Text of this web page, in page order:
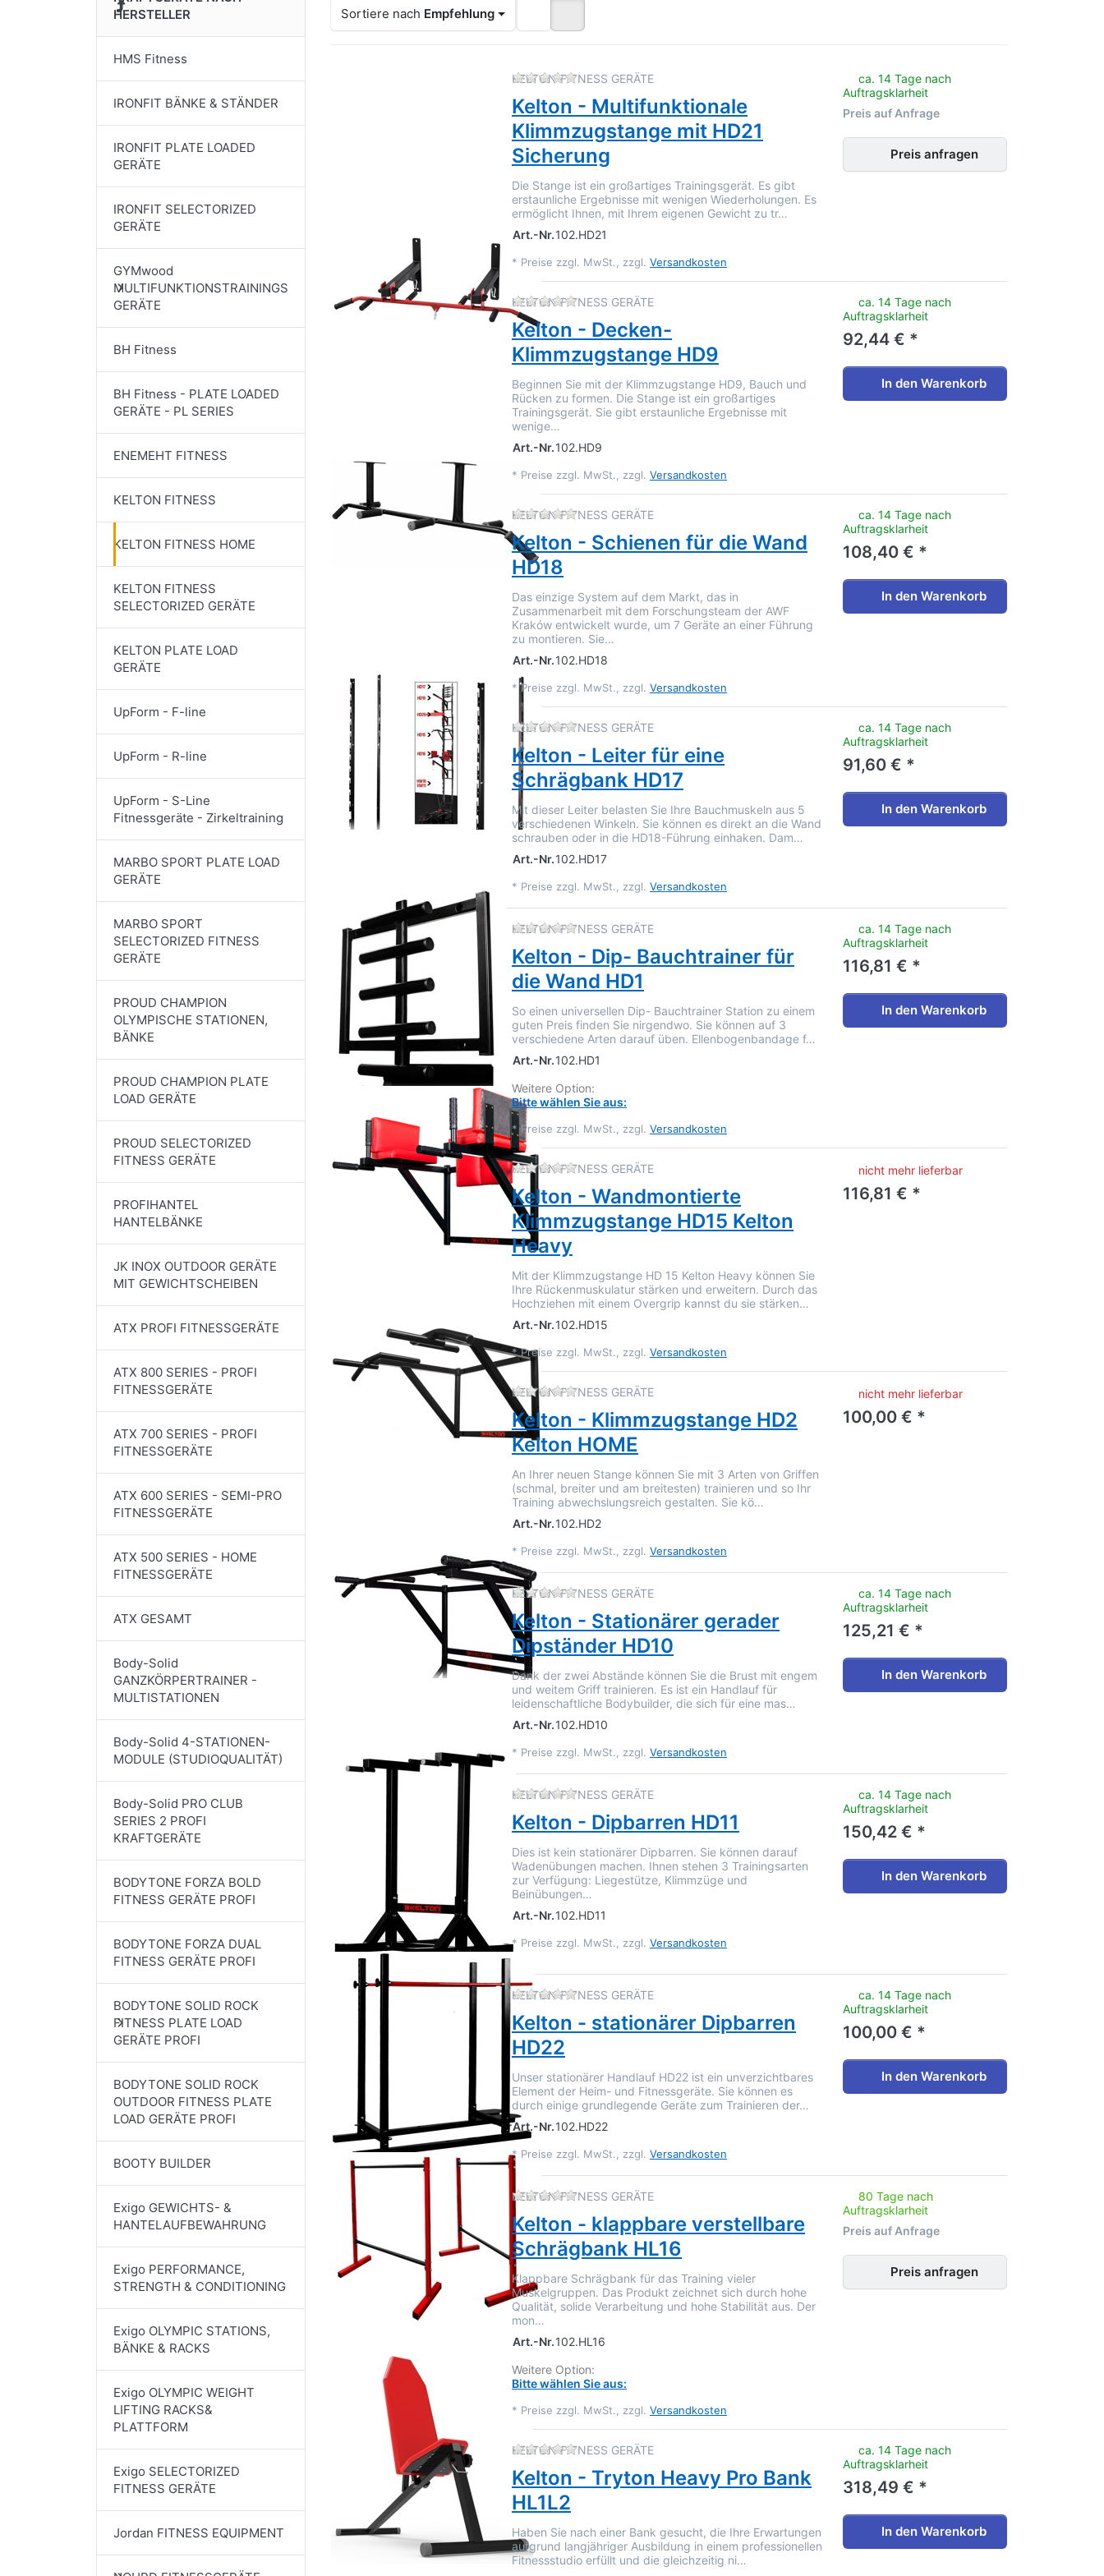
HERSTELLER
HMS Fitness
IRONFIT BÄNKE & STÄNDER
IRONFIT PLATE LOADED
GERÄTE
IRONFIT SELECTORIZED
GERÄTE
GYMwood
MULTIFUNKTIONSTRAININGS
GERÄTE
BH Fitness
BH Fitness - PLATE LOADED
GERÄTE - PL SERIES
ENEMEHT FITNESS
KELTON FITNESS
KELTON FITNESS HOME
KELTON FITNESS
SELECTORIZED GERÄTE
KELTON PLATE LOAD
GERÄTE
UpForm - F-line
UpForm - R-line
UpForm - S-Line
Fitnessgeräte - Zirkeltraining
MARBO SPORT PLATE LOAD
GERÄTE
MARBO SPORT
SELECTORIZED FITNESS
GERÄTE
PROUD CHAMPION
OLYMPISCHE STATIONEN,
BÄNKE
PROUD CHAMPION PLATE
LOAD GERÄTE
PROUD SELECTORIZED
FITNESS GERÄTE
PROFIHANTEL
HANTELBÄNKE
JK INOX OUTDOOR GERÄTE
MIT GEWICHTSCHEIBEN
ATX PROFI FITNESSGERÄTE
ATX 800 SERIES - PROFI
FITNESSGERÄTE
ATX 700 SERIES - PROFI
FITNESSGERÄTE
ATX 600 SERIES - SEMI-PRO
FITNESSGERÄTE
ATX 500 SERIES - HOME
FITNESSGERÄTE
ATX GESAMT
Body-Solid
GANZKÖRPERTRAINER -
MULTISTATIONEN
Body-Solid 4-STATIONEN-
MODULE (STUDIOQUALITÄT)
Body-Solid PRO CLUB
SERIES 2 PROFI
KRAFTGERÄTE
BODYTONE FORZA BOLD
FITNESS GERÄTE PROFI
BODYTONE FORZA DUAL
FITNESS GERÄTE PROFI
BODYTONE SOLID ROCK
FITNESS PLATE LOAD
GERÄTE PROFI
BODYTONE SOLID ROCK
OUTDOOR FITNESS PLATE
LOAD GERÄTE PROFI
BOOTY BUILDER
Exigo GEWICHTS- &
HANTELAUFBEWAHRUNG
Exigo PERFORMANCE,
STRENGTH & CONDITIONING
Exigo OLYMPIC STATIONS,
BÄNKE & RACKS
Exigo OLYMPIC WEIGHT
LIFTING RACKS&
PLATTFORM
Exigo SELECTORIZED
FITNESS GERÄTE
Jordan FITNESS EQUIPMENT
Sortiere nach Empfehlung
KELTON FITNESS GERÄTE
Zu diesem Produkt liegen noch keine Bewertungen vor.
Kelton - Multifunktionale
Klimmzugstange mit HD21
Sicherung
Die Stange ist ein großartiges Trainingsgerät. Es gibt
erstaunliche Ergebnisse mit wenigen Wiederholungen. Es
ermöglicht Ihnen, mit Ihrem eigenen Gewicht zu tr…
Art.-Nr.102.HD21
* Preise zzgl. MwSt., zzgl. Versandkosten
ca. 14 Tage nach
Auftragsklarheit
Preis auf Anfrage
Preis anfragen
KELTON FITNESS GERÄTE
Zu diesem Produkt liegen noch keine Bewertungen vor.
Kelton - Decken-
Klimmzugstange HD9
Beginnen Sie mit der Klimmzugstange HD9, Bauch und
Rücken zu formen. Die Stange ist ein großartiges
Trainingsgerät. Sie gibt erstaunliche Ergebnisse mit
wenige…
Art.-Nr.102.HD9
* Preise zzgl. MwSt., zzgl. Versandkosten
ca. 14 Tage nach
Auftragsklarheit
92,44 € *
In den Warenkorb
KELTON FITNESS GERÄTE
Zu diesem Produkt liegen noch keine Bewertungen vor.
Kelton - Schienen für die Wand
HD18
Das einzige System auf dem Markt, das in
Zusammenarbeit mit dem Forschungsteam der AWF
Kraków entwickelt wurde, um 7 Geräte an einer Führung
zu montieren. Sie…
Art.-Nr.102.HD18
* Preise zzgl. MwSt., zzgl. Versandkosten
ca. 14 Tage nach
Auftragsklarheit
108,40 € *
In den Warenkorb
KELTON FITNESS GERÄTE
Zu diesem Produkt liegen noch keine Bewertungen vor.
Kelton - Leiter für eine
Schrägbank HD17
Mit dieser Leiter belasten Sie Ihre Bauchmuskeln aus 5
verschiedenen Winkeln. Sie können es direkt an die Wand
schrauben oder in die HD18-Führung einhaken. Dam…
Art.-Nr.102.HD17
* Preise zzgl. MwSt., zzgl. Versandkosten
ca. 14 Tage nach
Auftragsklarheit
91,60 € *
In den Warenkorb
KELTON FITNESS GERÄTE
Zu diesem Produkt liegen noch keine Bewertungen vor.
Kelton - Dip- Bauchtrainer für
die Wand HD1
So einen universellen Dip- Bauchtrainer Station zu einem
guten Preis finden Sie nirgendwo. Sie können auf 3
verschiedene Arten darauf üben. Ellenbogenbandage f…
Art.-Nr.102.HD1
Weitere Option:
Bitte wählen Sie aus:
* Preise zzgl. MwSt., zzgl. Versandkosten
ca. 14 Tage nach
Auftragsklarheit
116,81 € *
In den Warenkorb
KELTON FITNESS GERÄTE
Zu diesem Produkt liegen noch keine Bewertungen vor.
Kelton - Wandmontierte
Klimmzugstange HD15 Kelton
Heavy
Mit der Klimmzugstange HD 15 Kelton Heavy können Sie
Ihre Rückenmuskulatur stärken und erweitern. Durch das
Hochziehen mit einem Overgrip kannst du sie stärken…
Art.-Nr.102.HD15
* Preise zzgl. MwSt., zzgl. Versandkosten
nicht mehr lieferbar
116,81 € *
KELTON FITNESS GERÄTE
Zu diesem Produkt liegen noch keine Bewertungen vor.
Kelton - Klimmzugstange HD2
Kelton HOME
An Ihrer neuen Stange können Sie mit 3 Arten von Griffen
(schmal, breiter und am breitesten) trainieren und so Ihr
Training abwechslungsreich gestalten. Sie kö…
Art.-Nr.102.HD2
* Preise zzgl. MwSt., zzgl. Versandkosten
nicht mehr lieferbar
100,00 € *
KELTON FITNESS GERÄTE
Zu diesem Produkt liegen noch keine Bewertungen vor.
Kelton - Stationärer gerader
Dipständer HD10
Dank der zwei Abstände können Sie die Brust mit engem
und weitem Griff trainieren. Es ist ein Handlauf für
leidenschaftliche Bodybuilder, die sich für eine mas…
Art.-Nr.102.HD10
* Preise zzgl. MwSt., zzgl. Versandkosten
ca. 14 Tage nach
Auftragsklarheit
125,21 € *
In den Warenkorb
KELTON FITNESS GERÄTE
Zu diesem Produkt liegen noch keine Bewertungen vor.
Kelton - Dipbarren HD11
Dies ist kein stationärer Dipbarren. Sie können darauf
Wadenübungen machen. Ihnen stehen 3 Trainingsarten
zur Verfügung: Liegestütze, Klimmzüge und
Beinübungen…
Art.-Nr.102.HD11
* Preise zzgl. MwSt., zzgl. Versandkosten
ca. 14 Tage nach
Auftragsklarheit
150,42 € *
In den Warenkorb
KELTON FITNESS GERÄTE
Zu diesem Produkt liegen noch keine Bewertungen vor.
Kelton - stationärer Dipbarren
HD22
Unser stationärer Handlauf HD22 ist ein unverzichtbares
Element der Heim- und Fitnessgeräte. Sie können es
durch einige grundlegende Geräte zum Trainieren der…
Art.-Nr.102.HD22
* Preise zzgl. MwSt., zzgl. Versandkosten
ca. 14 Tage nach
Auftragsklarheit
100,00 € *
In den Warenkorb
KELTON FITNESS GERÄTE
Zu diesem Produkt liegen noch keine Bewertungen vor.
Kelton - klappbare verstellbare
Schrägbank HL16
Klappbare Schrägbank für das Training vieler
Muskelgruppen. Das Produkt zeichnet sich durch hohe
Qualität, solide Verarbeitung und hohe Stabilität aus. Der
mon…
Art.-Nr.102.HL16
Weitere Option:
Bitte wählen Sie aus:
* Preise zzgl. MwSt., zzgl. Versandkosten
80 Tage nach
Auftragsklarheit
Preis auf Anfrage
Preis anfragen
KELTON FITNESS GERÄTE
Zu diesem Produkt liegen noch keine Bewertungen vor.
Kelton - Tryton Heavy Pro Bank
HL1L2
Haben Sie nach einer Bank gesucht, die Ihre Erwartungen
aufgrund langjähriger Ausbildung in einem professionellen
Fitnessstudio erfüllt und die gleichzeitig ni…
ca. 14 Tage nach
Auftragsklarheit
318,49 € *
In den Warenkorb